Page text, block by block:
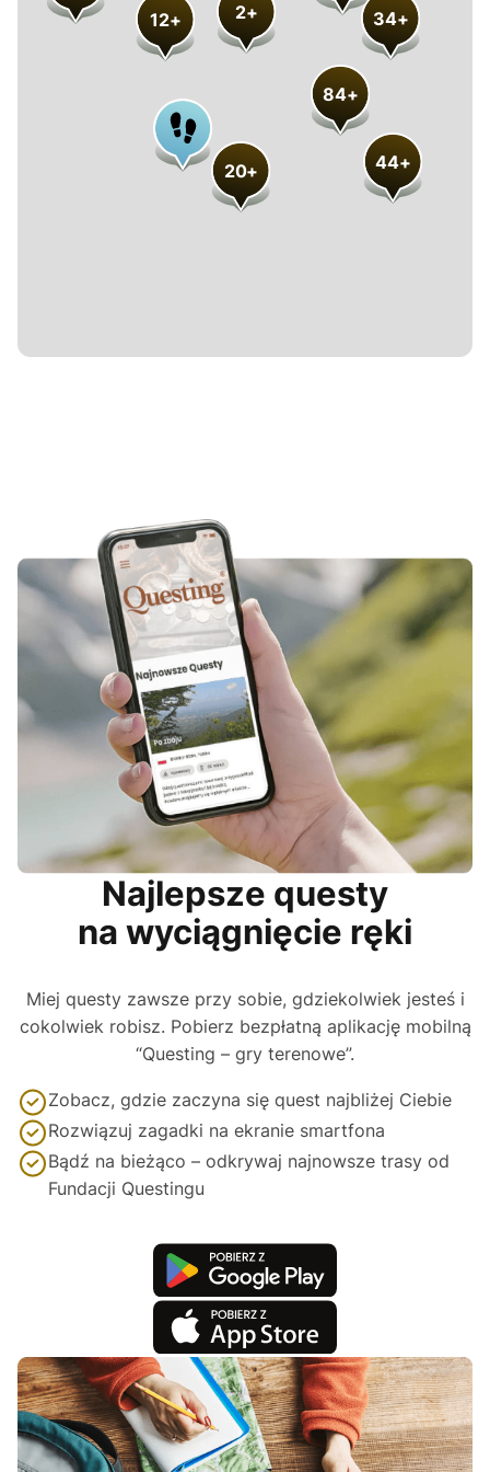
Optymalny (45 min-90min)
Długi (>90 min)
2+
12+
44+
34+
84+
20+
Najlepsze questy
na wyciągnięcie ręki
Miej questy zawsze przy sobie, gdziekolwiek jesteś i
cokolwiek robisz. Pobierz bezpłatną aplikację mobilną
“Questing – gry terenowe”.
Zobacz, gdzie zaczyna się quest najbliżej Ciebie
Rozwiązuj zagadki na ekranie smartfona
Bądź na bieżąco – odkrywaj najnowsze trasy od
Fundacji Questingu